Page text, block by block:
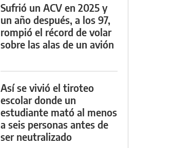
Sufrió un ACV en 2025 y
un año después, a los 97,
rompió el récord de volar
sobre las alas de un avión
Así se vivió el tiroteo
escolar donde un
estudiante mató al menos
a seis personas antes de
ser neutralizado